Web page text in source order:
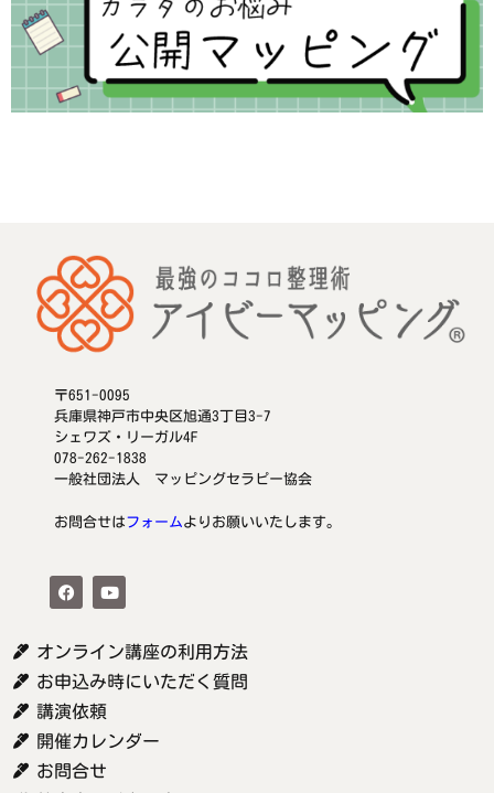
〒651-0095
兵庫県神戸市中央区旭通3丁目3-7
シェワズ・リーガル4F
078-262-1838
一般社団法人 マッピングセラピー協会
お問合せはフォームよりお願いいたします。
オンライン講座の利用方法
お申込み時にいただく質問
講演依頼
開催カレンダー
お問合せ